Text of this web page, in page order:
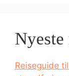
Reiseguide